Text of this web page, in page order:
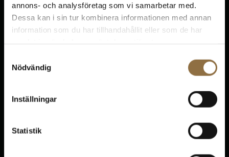
annons- och analysföretag som vi samarbetar med.
Dessa kan i sin tur kombinera informationen med annan
information som du har tillhandahållit eller som de har
Nödvändig
Inställningar
Statistik
Support
Kontakt